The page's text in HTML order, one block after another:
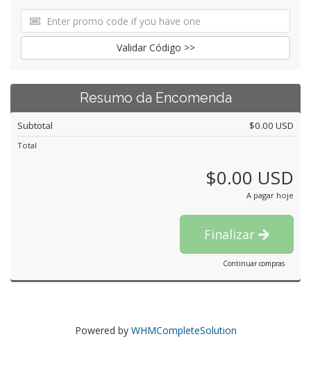
Validar Código >>
Resumo da Encomenda
Subtotal $0.00 USD
Total
$0.00 USD
A pagar hoje
Finalizar
Continuar compras
Powered by WHMCompleteSolution